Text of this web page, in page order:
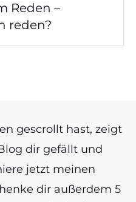
Reden –
reden?
gescrollt hast, zeigt
dir gefällt und
jetzt meinen
dir außerdem 5